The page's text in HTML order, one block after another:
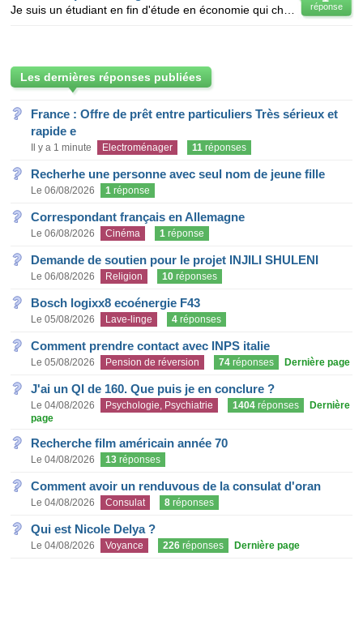
réponse
Les dernières réponses publiées
France : Offre de prêt entre particuliers Très sérieux et
rapide e
Il y a 1 minute Electroménager 11 réponses
Recherhe une personne avec seul nom de jeune fille
Le 06/08/2026 1 réponse
Correspondant français en Allemagne
Le 06/08/2026 Cinéma 1 réponse
Demande de soutien pour le projet INJILI SHULENI
Le 06/08/2026 Religion 10 réponses
Bosch logixx8 ecoénergie F43
Le 05/08/2026 Lave-linge 4 réponses
Comment prendre contact avec INPS italie
Le 05/08/2026 Pension de réversion 74 réponses Dernière page
J'ai un QI de 160. Que puis je en conclure ?
Le 04/08/2026 Psychologie, Psychiatrie 1404 réponses
Dernière
page
Recherche film américain année 70
Le 04/08/2026 13 réponses
Comment avoir un renduvous de la consulat d'oran
Le 04/08/2026 Consulat 8 réponses
Qui est Nicole Delya ?
Le 04/08/2026 Voyance 226 réponses Dernière page